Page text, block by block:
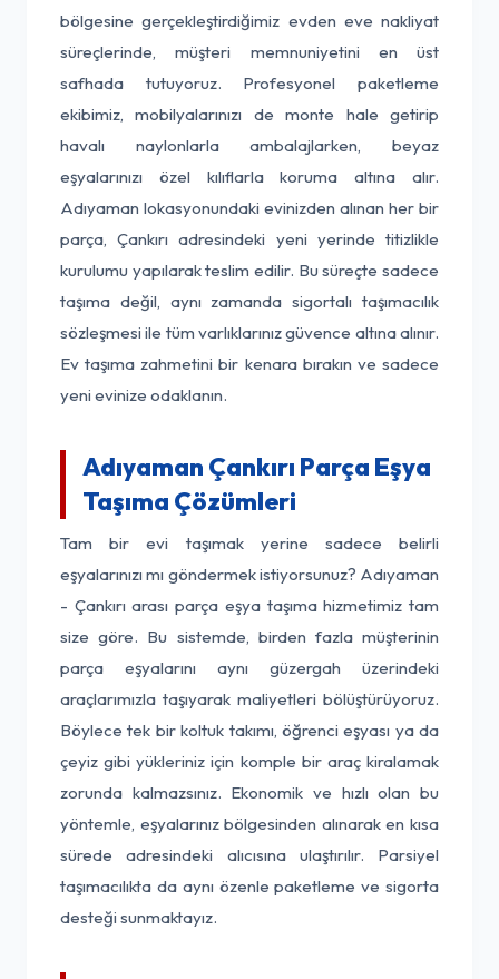
bölgesine gerçekleştirdiğimiz evden eve nakliyat
süreçlerinde, müşteri memnuniyetini en üst
safhada tutuyoruz. Profesyonel paketleme
ekibimiz, mobilyalarınızı de monte hale getirip
havalı naylonlarla ambalajlarken, beyaz
eşyalarınızı özel kılıflarla koruma altına alır.
Adıyaman lokasyonundaki evinizden alınan her bir
parça, Çankırı adresindeki yeni yerinde titizlikle
kurulumu yapılarak teslim edilir. Bu süreçte sadece
taşıma değil, aynı zamanda sigortalı taşımacılık
sözleşmesi ile tüm varlıklarınız güvence altına alınır.
Ev taşıma zahmetini bir kenara bırakın ve sadece
yeni evinize odaklanın.
Adıyaman Çankırı Parça Eşya
Taşıma Çözümleri
Tam bir evi taşımak yerine sadece belirli
eşyalarınızı mı göndermek istiyorsunuz? Adıyaman
- Çankırı arası parça eşya taşıma hizmetimiz tam
size göre. Bu sistemde, birden fazla müşterinin
parça eşyalarını aynı güzergah üzerindeki
araçlarımızla taşıyarak maliyetleri bölüştürüyoruz.
Böylece tek bir koltuk takımı, öğrenci eşyası ya da
çeyiz gibi yükleriniz için komple bir araç kiralamak
zorunda kalmazsınız. Ekonomik ve hızlı olan bu
yöntemle, eşyalarınız bölgesinden alınarak en kısa
sürede adresindeki alıcısına ulaştırılır. Parsiyel
taşımacılıkta da aynı özenle paketleme ve sigorta
desteği sunmaktayız.